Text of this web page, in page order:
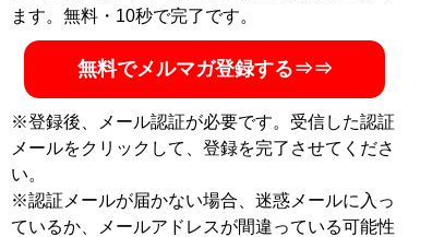
ます。無料・10秒で完了です。
無料でメルマガ登録する⇒⇒
※登録後、メール認証が必要です。受信した認証
メールをクリックして、登録を完了させてくださ
い。
※認証メールが届かない場合、迷惑メールに入っ
ているか、メールアドレスが間違っている可能性